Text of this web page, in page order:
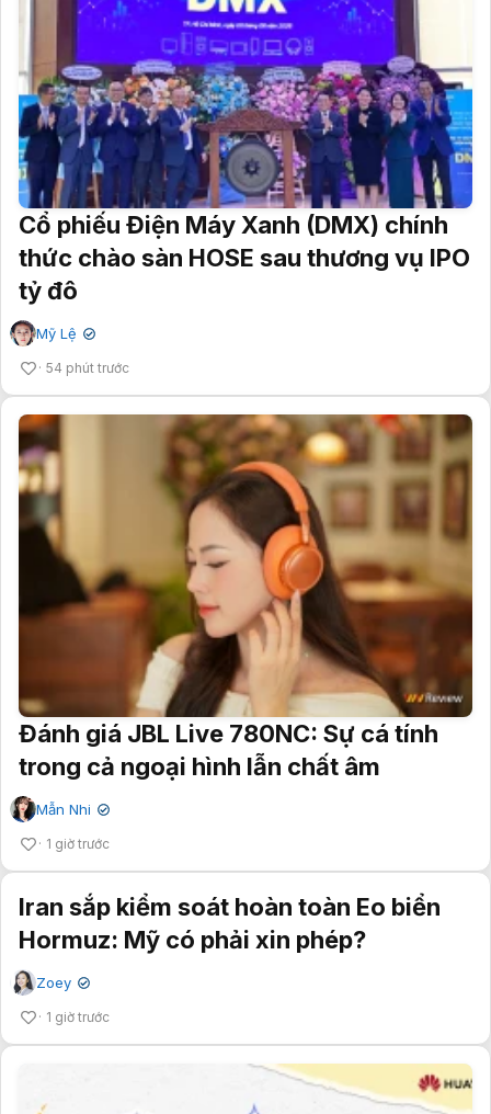
Cổ phiếu Điện Máy Xanh (DMX) chính
thức chào sàn HOSE sau thương vụ IPO
tỷ đô
Mỹ Lệ ✔
54 phút trước
Đánh giá JBL Live 780NC: Sự cá tính
trong cả ngoại hình lẫn chất âm
Mẫn Nhi ✔
1 giờ trước
Iran sắp kiểm soát hoàn toàn Eo biển
Hormuz: Mỹ có phải xin phép?
Zoey ✔
1 giờ trước